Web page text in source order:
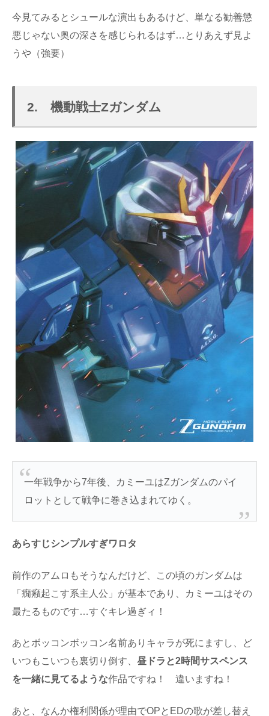
今見てみるとシュールな演出もあるけど、単なる勧善懲
悪じゃない奥の深さを感じられるはず…とりあえず見よ
うや（強要）
2. 機動戦士Zガンダム
一年戦争から7年後、カミーユはZガンダムのパイ
ロットとして戦争に巻き込まれてゆく。
あらすじシンプルすぎワロタ
前作のアムロもそうなんだけど、この頃のガンダムは
「癇癪起こす系主人公」が基本であり、カミーユはその
最たるものです…すぐキレ過ぎィ！
あとボッコンボッコン名前ありキャラが死にますし、ど
いつもこいつも裏切り倒す、 昼ドラと2時間サスペンス
を一緒に見てるような作品ですね！ 違いますね！
あと、なんか権利関係が理由でOPとEDの歌が差し替え